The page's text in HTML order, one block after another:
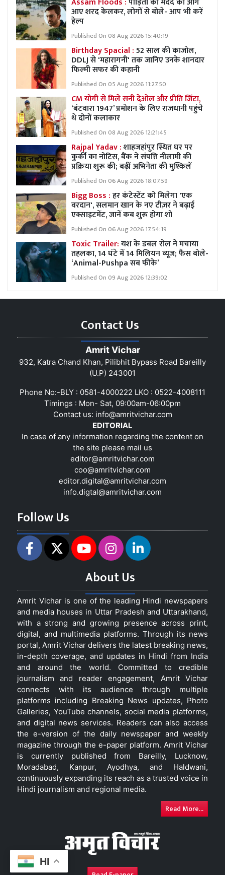
HI
आए शरद केलकर, लोगों से बोले- आप भी करें
हेल्प
Published On 08 Aug 2026 15:40:19
Birthday Spacial :52 साल की काजोल,
DDLJ से 'महारागनी' तक जानिए उनके शानदार
फिल्मी सफर की कहानी
Published On 05 Aug 2026 11:27:50
CM योगी से मिले सनी देओल और प्रीति जिंटा,
‘बंटवारा 1947’ प्रमोशन के लिए राजधानी पहुंचे
थे दोनों कलाकार
Published On 08 Aug 2026 12:21:45
Rajpal Yadav :शाहजहांपुर स्थित घर पर
कुर्की का नोटिस, बैंक ने संपत्ति नीलामी की
प्रक्रिया शुरू की; बढ़ीं अभिनेता की मुश्किलें
Published On 06 Aug 2026 18:07:59
Bigg Boss :हर कंटेस्टेंट को मिलेगा 'एक
वरदान', सलमान खान के नए टीज़र ने बढ़ाई
एक्साइटमेंट, जानें कब शुरू होगा शो
Published On 06 Aug 2026 17:54:19
Toxic Trailer:यश के डबल रोल ने मचाया
तहलका, 14 घंटे में 14 मिलियन व्यूज; फैंस बोले-
‘Animal-Pushpa सब फीके’
Published On 09 Aug 2026 12:39:02
Contact Us
Amrit Vichar
932, Katra Chand Khan, Pilibhit Bypass Road Bareilly
(U.P) 243001
Phone No:-BLY : 0581-4000222 LKO : 0522-4008111
Timings : Mon- Sat, 09:00am-06:00pm
Contact us: info@amritvichar.com
EDITORIAL
In case of any information regarding the content on
the site please mail us
editor@amritvichar.com
coo@amritvichar.com
editor.digital@amritvichar.com
info.digtal@amritvichar.com
Follow Us
About Us
Amrit Vichar is one of the leading Hindi newspapers
and media houses in Uttar Pradesh and Uttarakhand,
with a strong and growing presence across print,
digital, and multimedia platforms. Through its news
portal, Amrit Vichar delivers the latest breaking news,
in-depth coverage, and updates in Hindi from India
and around the world. Committed to credible
journalism and reader engagement, Amrit Vichar
connects with its audience through multiple
platforms including Breaking News updates, Photo
Galleries, YouTube channels, social media platforms,
and digital news services. Readers can also access
the e-version of the daily newspaper and weekly
magazine through the e-paper platform. Amrit Vichar
is currently published from Bareilly, Lucknow,
Moradabad, Kanpur, Ayodhya, and Haldwani,
continuously expanding its reach as a trusted voice in
Hindi journalism and regional media.
Read More...